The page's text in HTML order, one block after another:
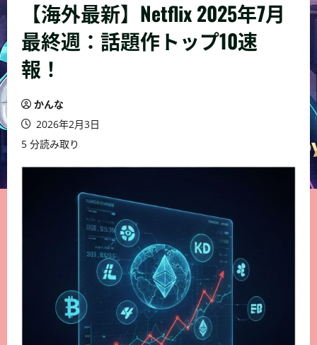
【海外最新】Netflix 2025年7月
最終週：話題作トップ10速
報！
かんな
2026年2月3日
5 分読み取り